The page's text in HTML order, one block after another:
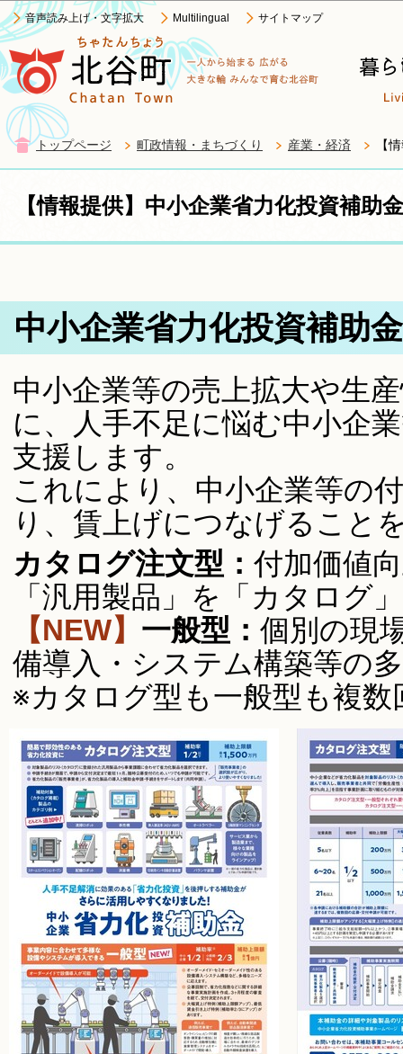
音声読み上げ・文字拡大 Multilingual サイトマップ
トップページ 町政情報・まちづくり 産業・経済 【
【情報提供】中小企業省力化投資補助金
中小企業省力化投資補助
中小企業等の売上拡大や生
に、人手不足に悩む中小企
支援します。
これにより、中小企業等の
り、賃上げにつなげること
カタログ注文型： 付加価値
「汎用製品」を「カタログ
【NEW】 一般型： 個別の現
備導入・システム構築等の
※カタログ型も一般型も複